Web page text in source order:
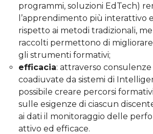
programmi, soluzioni EdTech)
l’apprendimento più interattivo
rispetto ai metodi tradizionali,
raccolti permettono di
gli strumenti formativi;
efficacia: attraverso
coadiuvate da sistemi di
possibile creare percorsi
sulle esigenze di ciascun
ai dati il monitoraggio delle
attivo ed efficace.